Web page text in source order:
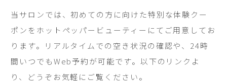
当サロンでは、初めての方に向けた特別な体験クー
ポンをホットペッパービューティーにてご用意してお
ります。リアルタイムでの空き状況の確認や、24時
間いつでもWeb予約が可能です。以下のリンクよ
り、どうぞお気軽にご覧ください。